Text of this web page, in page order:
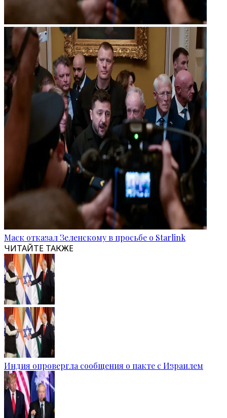
Маск отказал Зеленскому в просьбе о Starlink
ЧИТАЙТЕ ТАКЖЕ
Индия опровергла сообщения о пакте с Израилем